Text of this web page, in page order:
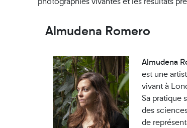
Almudena Romero
Almudena
est une
vivant à
Sa pratique
des
de